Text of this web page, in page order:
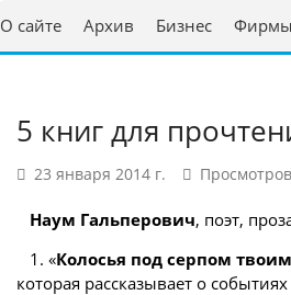
О сайте Архив Бизнес Фирмы
5 книг для
23 января 2014 г.
Наум Гальперович, поэт,
1. «Колосья под серпом твоим
которая рассказывает о